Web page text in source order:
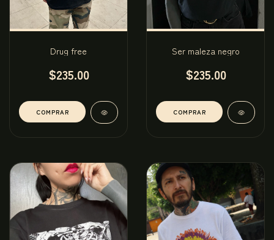
Drug free
$235.00
COMPRAR
Ser maleza negro
$235.00
COMPRAR